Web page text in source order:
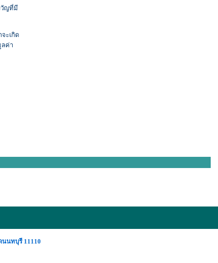
วัญที่มี
ะเกิด
ลค่า
นทบุรี 11110